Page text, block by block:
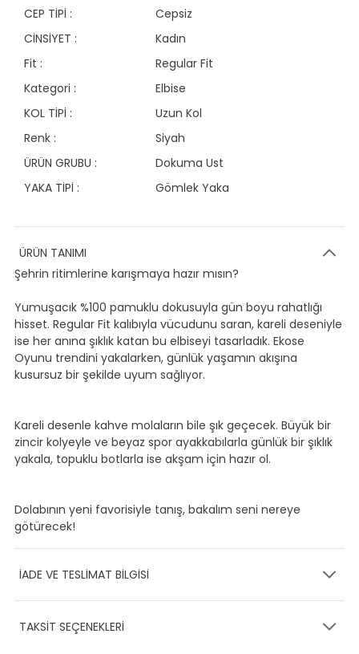
CEP TİPİ :
Cepsiz
CİNSİYET :
Kadın
Fit :
Regular Fit
Kategori :
Elbise
KOL TİPİ :
Uzun Kol
Renk :
Siyah
ÜRÜN GRUBU :
Dokuma Ust
YAKA TİPİ :
Gömlek Yaka
ÜRÜN TANIMI
Şehrin ritimlerine karışmaya hazır mısın?
Yumuşacık %100 pamuklu dokusuyla gün boyu rahatlığı
hisset. Regular Fit kalıbıyla vücudunu saran, kareli deseniyle
ise her anına şıklık katan bu elbiseyi tasarladık. Ekose
Oyunu trendini yakalarken, günlük yaşamın akışına
kusursuz bir şekilde uyum sağlıyor.
Kareli desenle kahve molaların bile şık geçecek. Büyük bir
zincir kolyeyle ve beyaz spor ayakkabılarla günlük bir şıklık
yakala, topuklu botlarla ise akşam için hazır ol.
Dolabının yeni favorisiyle tanış, bakalım seni nereye
götürecek!
İADE VE TESLİMAT BİLGİSİ
Ürünlerinizin gönderimini anlaşmalı olduğumuz PTT,
TAKSİT SEÇENEKLERİ